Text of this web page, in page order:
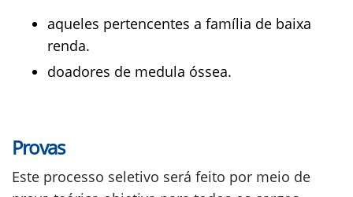
aqueles pertencentes a família de baixa
renda.
doadores de medula óssea.
Provas
Este processo seletivo será feito por meio de